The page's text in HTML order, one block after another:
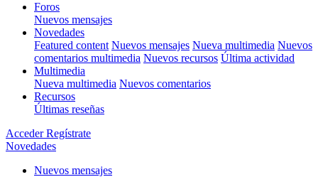
Foros
Nuevos mensajes
Novedades
Featured content Nuevos mensajes Nueva multimedia Nuevos
comentarios multimedia Nuevos recursos Última actividad
Multimedia
Nueva multimedia Nuevos comentarios
Recursos
Últimas reseñas
Acceder Regístrate
Novedades
Nuevos mensajes